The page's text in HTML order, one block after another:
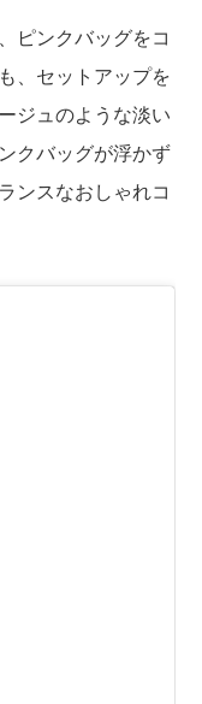
ピンクバッグをコ
、セットアップを
ジュのような淡い
クバッグが浮かず
ンスなおしゃれコ